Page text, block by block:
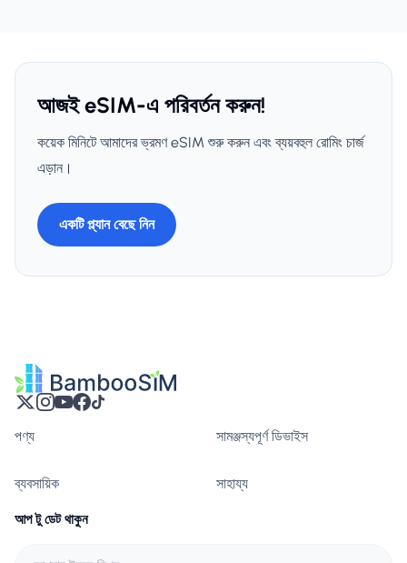
আজই eSIM-এ পরিবর্তন করুন!
কয়েক মিনিটে আমাদের ভ্রমণ eSIM শুরু করুন এবং ব্যয়বহুল রোমিং চার্জ
এড়ান।
একটি প্ল্যান বেছে নিন
পণ্য সামঞ্জস্যপূর্ণ ডিভাইস
ব্যবসায়িক সাহায্য
আপ টু ডেট থাকুন